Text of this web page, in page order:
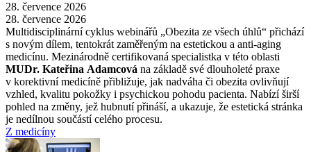
28. července 2026
28. července 2026
Multidisciplinární cyklus webinářů „Obezita ze všech úhlů“ přichází
s novým dílem, tentokrát zaměřeným na estetickou a anti-aging
medicínu. Mezinárodně certifikovaná specialistka v této oblasti
MUDr. Kateřina Adamcová na základě své dlouholeté praxe
v korektivní medicíně přibližuje, jak nadváha či obezita ovlivňují
vzhled, kvalitu pokožky i psychickou pohodu pacienta. Nabízí širší
pohled na změny, jež hubnutí přináší, a ukazuje, že estetická stránka
je nedílnou součástí celého procesu.
Z medicíny